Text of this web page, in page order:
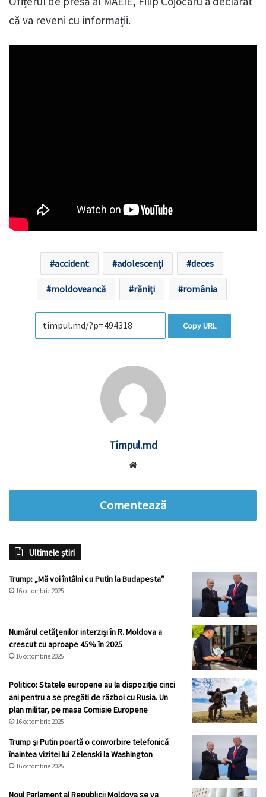
că va reveni cu informații.
accident adolescenți deces
moldoveancă răniți românia
Copy URL
Timpul.md
Comentează
Ultimele știri
Trump: „Mă voi întâlni cu Putin la Budapesta”
16 octombrie 2025
Numărul cetățenilor interziși în R. Moldova a
crescut cu aproape 45% în 2025
16 octombrie 2025
Politico: Statele europene au la dispoziție cinci
ani pentru a se pregăti de război cu Rusia. Un
plan militar, pe masa Comisie Europene
16 octombrie 2025
Trump și Putin poartă o convorbire telefonică
înaintea vizitei lui Zelenski la Washington
16 octombrie 2025
Noul Parlament al Republicii Moldova se va